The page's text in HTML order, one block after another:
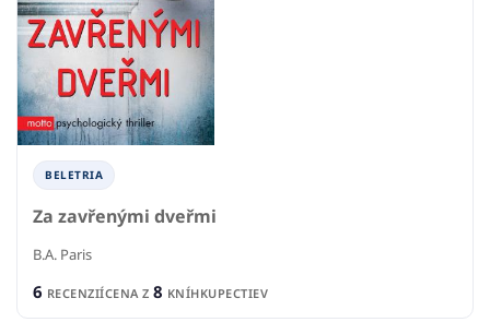
BELETRIA
Za zavřenými dveřmi
B.A. Paris
6 RECENZIÍCENA Z 8 KNÍHKUPECTIEV